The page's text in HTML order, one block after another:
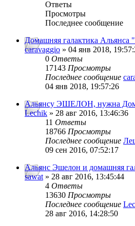
Ответы
Просмотры
Последнее сообщение
Домашняя галактика
caravaggio » 04 янв 2018,
0 Ответы
17143 Просмотры
Последнее сообщение
04 янв 2018, 19:57:26
Альянсу ЭШЕЛОН, нужна
Lechik » 28 авг 2016, 13:46:36
11 Ответы
18766 Просмотры
Последнее сообщение
09 сен 2016, 07:52:17
Альянс Эшелон и домашняя
sawat » 28 авг 2016, 13:45:44
4 Ответы
13630 Просмотры
Последнее сообщение
28 авг 2016, 14:28:50